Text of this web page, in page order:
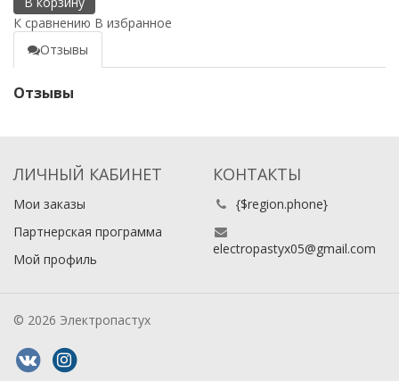
К сравнению В избранное
Отзывы
Отзывы
ЛИЧНЫЙ КАБИНЕТ
Мои заказы
Партнерская программа
Мой профиль
КОНТАКТЫ
{$region.phone}
electropastyx05@gmail.com
© 2026 Электропастух